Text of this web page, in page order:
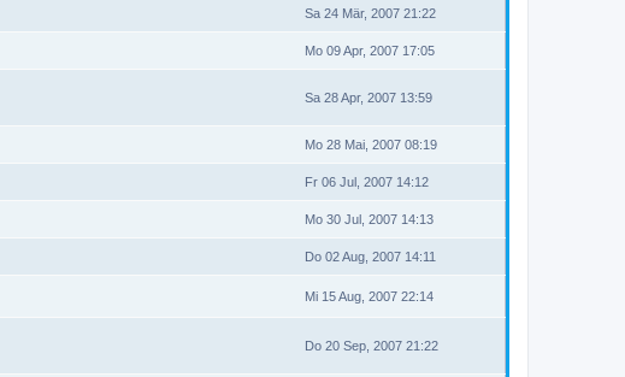
Sa 24 Mär, 2007 21:22
Mo 09 Apr, 2007 17:05
Sa 28 Apr, 2007 13:59
Mo 28 Mai, 2007 08:19
Fr 06 Jul, 2007 14:12
Mo 30 Jul, 2007 14:13
Do 02 Aug, 2007 14:11
Mi 15 Aug, 2007 22:14
Do 20 Sep, 2007 21:22